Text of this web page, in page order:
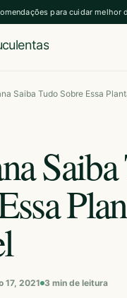
para cuidar melhor
Saiba Tudo Sobre Essa
17, 2021 3 min de leitura